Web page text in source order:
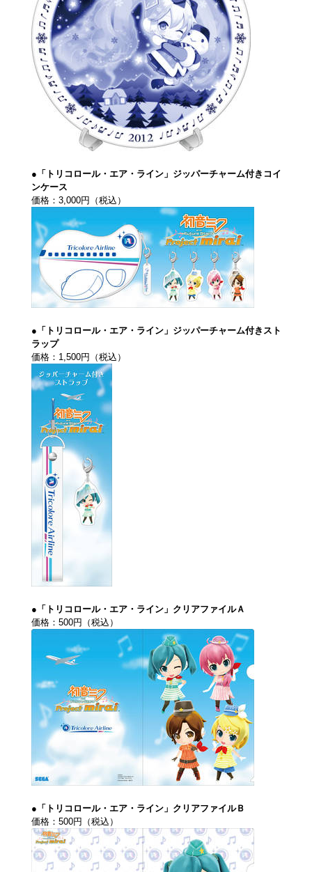
●「トリコロール・エア・ライン」ジッパーチャーム付きコイ
ンケース
価格：3,000円（税込）
●「トリコロール・エア・ライン」ジッパーチャーム付きスト
ラップ
価格：1,500円（税込）
●「トリコロール・エア・ライン」クリアファイルＡ
価格：500円（税込）
●「トリコロール・エア・ライン」クリアファイルＢ
価格：500円（税込）